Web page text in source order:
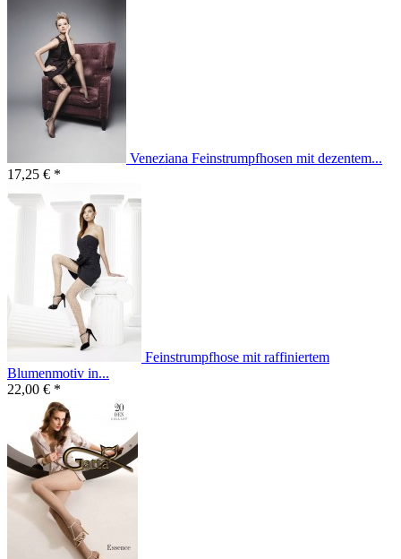
Veneziana Feinstrumpfhosen mit dezentem...
17,25 € *
Feinstrumpfhose mit raffiniertem
Blumenmotiv in...
22,00 € *